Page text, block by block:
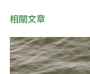
相關文章